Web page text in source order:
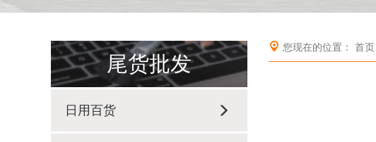
尾货批发
日用百货
您现在的位置： 首页